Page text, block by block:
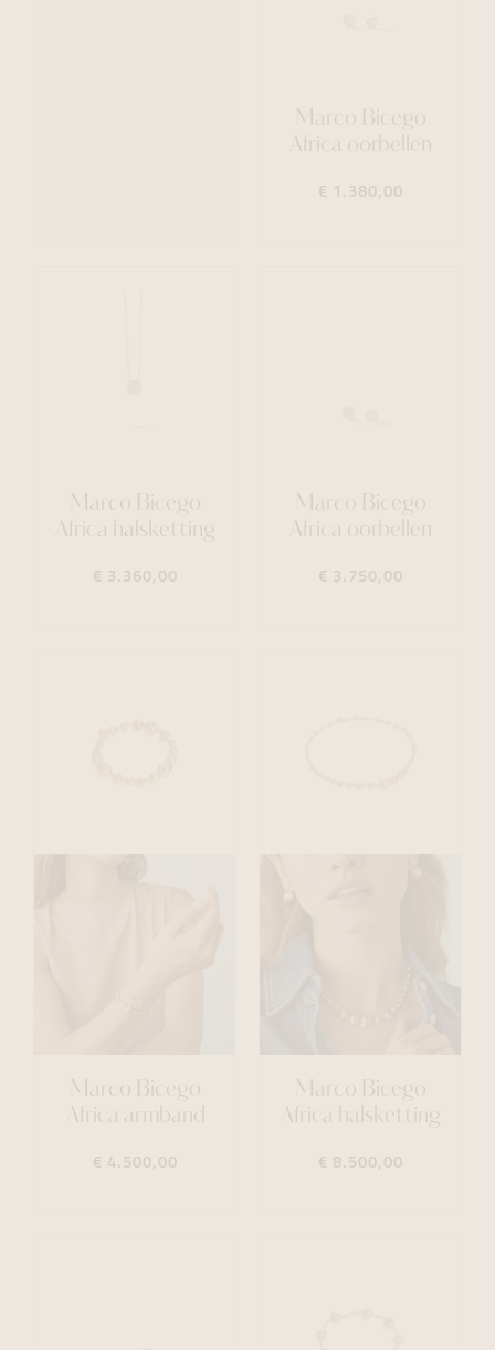
Marco Bicego
Africa oorbellen
€ 1.380,00
Marco Bicego
Africa halsketting
€ 3.360,00
Marco Bicego
Africa oorbellen
€ 3.750,00
Marco Bicego
Africa armband
€ 4.500,00
Marco Bicego
Africa halsketting
€ 8.500,00